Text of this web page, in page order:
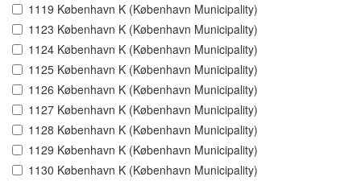
1119 København K (København Municipality)
1123 København K (København Municipality)
1124 København K (København Municipality)
1125 København K (København Municipality)
1126 København K (København Municipality)
1127 København K (København Municipality)
1128 København K (København Municipality)
1129 København K (København Municipality)
1130 København K (København Municipality)